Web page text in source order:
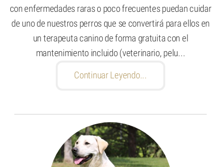
con enfermedades raras o poco frecuentes puedan cuidar
de uno de nuestros perros que se convertirá para ellos en
un terapeuta canino de forma gratuita con el
mantenimiento incluido (veterinario, pelu...
Continuar Leyendo...